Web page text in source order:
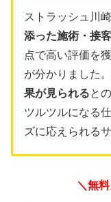
ストラッシュ川
添った施術・接客
点で高い評価を
が分かりました
果が見られると
ツルツルになる
ズに応えられる
＼無